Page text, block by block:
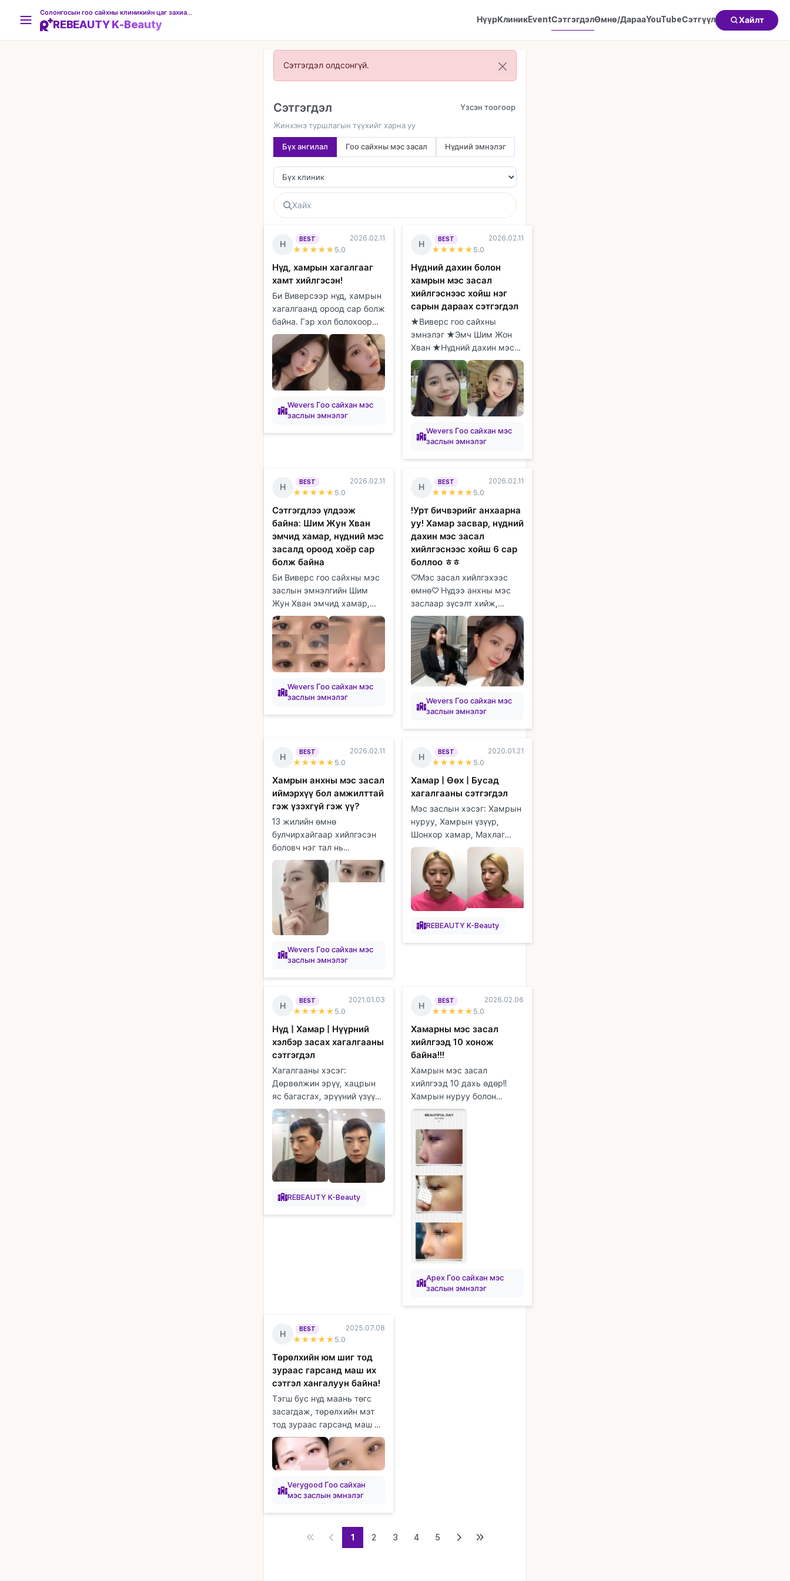
REBEAUTY K-Beauty НүүрКлиникEventСэтгэгдэлӨмнө/ДарааYouTubeСэтгүүл Хайлт
Сэтгэгдэл олдсонгүй.
Сэтгэгдэл
Жинхэнэ туршлагын түүхийг харна уу
Бүх ангилал Гоо сайхны мэс засал Нүдний эмнэлэг
Н
BEST
★★★★★ 5.0
2026.02.11
Нүд, хамрын хагалгааг
хамт хийлгэсэн!
Би Виверсээр нүд, хамрын
хагалгаанд ороод сар болж
байна. Гэр хол болохоор
гэртээ байхдаа
эмнэлгүүдийг судалж,
зөвлөгөө авах цаг товлоход
их цаг орсон...
Wevers Гоо сайхан мэс
заслын эмнэлэг
Н
BEST
★★★★★ 5.0
2026.02.11
Нүдний дахин болон
хамрын мэс засал
хийлгэснээс хойш нэг
сарын дараах сэтгэгдэл
★Виверс гоо сайхны
эмнэлэг ★Эмч Шим Жон
Хван ★Нүдний дахин мэс
засал/Хамрын мэс засал
★1 сар Виверс эмнэлгийн
Шим Жон Хван эмчид
нүдний дахин болон х...
Wevers Гоо сайхан мэс
заслын эмнэлэг
Н
BEST
★★★★★ 5.0
2026.02.11
Сэтгэгдлээ үлдээж
байна: Шим Жун Хван
эмчид хамар, нүдний мэс
засалд ороод хоёр сар
болж байна
Би Виверс гоо сайхны мэс
заслын эмнэлгийн Шим
Жун Хван эмчид хамар,
нүдний мэс засалд ороод
хоёр сар болж байгаа
тухайгаа хуваалцмаар
байна. Би багаас...
Wevers Гоо сайхан мэс
заслын эмнэлэг
Н
BEST
★★★★★ 5.0
2026.02.11
!Урт бичвэрийг анхаарна
уу! Хамар засвар, нүдний
дахин мэс засал
хийлгэснээс хойш 6 сар
боллоо ㅎㅎ
♡Мэс засал хийлгэхээс
өмнө♡ Нүдээ анхны мэс
заслаар зүсэлт хийж,
нүдний хэлбэр засуулж,
урд талын хэсгийг нь
онгойлгосон боловч зураас
нь бүдгэрч, уус...
Wevers Гоо сайхан мэс
заслын эмнэлэг
Н
BEST
★★★★★ 5.0
2026.02.11
Хамрын анхны мэс засал
иймэрхүү бол амжилттай
гэж үзэхгүй гэж үү?
13 жилийн өмнө
булчирхайгаар хийлгэсэн
боловч нэг тал нь
задарчихсан болохоор маш
их стресстэй байсан. Яах
аргагүй дахин мэс засал
хийлгэх гэж байгаа ...
Wevers Гоо сайхан мэс
заслын эмнэлэг
Н
BEST
★★★★★ 5.0
2020.01.21
Хамар | Өөх | Бусад
хагалгааны сэтгэгдэл
Мэс заслын хэсэг: Хамрын
нуруу, Хамрын үзүүр,
Шонхор хамар, Махлаг
хамар, Өөх шилжүүлэн
суулгах (дух), Өөх
соруулах (гуя), Уруулын
филлер Хагалгаан...
REBEAUTY K-Beauty
Н
BEST
★★★★★ 5.0
2021.01.03
Нүд | Хамар | Нүүрний
хэлбэр засах хагалгааны
сэтгэгдэл
Хагалгааны хэсэг:
Дөрвөлжин эрүү, хацрын
яс багасгах, эрүүний үзүүр,
ясны гадна давхарга авах
(cortical osteotomy),
эрүүний суулгац авахуулах,
давхраа...
REBEAUTY K-Beauty
Н
BEST
★★★★★ 5.0
2026.02.06
Хамарны мэс засал
хийлгээд 10 хонож
байна!!!
Хамрын мэс засал
хийлгээд 10 дахь өдөр!!
Хамрын нуруу болон
үзүүрийг хийлгэсэн!! Юуны
өмнө, эндхийн хүлээн
авахын эгч нар болон
сувилагч эгч нар...
Apex Гоо сайхан мэс
заслын эмнэлэг
Н
BEST
★★★★★ 5.0
2025.07.08
Төрөлхийн юм шиг тод
зураас гарсанд маш их
сэтгэл хангалуун байна!
Тэгш бус нүд маань төгс
засагдаж, төрөлхийн мэт
тод зураас гарсанд маш их
сэтгэл хангалуун байна!
Хаван ч хурдан бууж,
эргэн тойрны хүмүүс
Verygood Гоо сайхан
мэс заслын эмнэлэг
1 2 3 4 5